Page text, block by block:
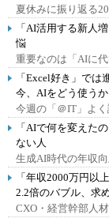
夏休みに振り返る
「AI活用する新人
悩
重要なのは「AIに
「Excel好き」で
今、AIをどう使うか
今週の「＠IT」よく
「AIで何を変えた
ない人
生成AI時代の年収向
「年収2000万円
2.2倍のバブル、求
CXO・経営幹部人